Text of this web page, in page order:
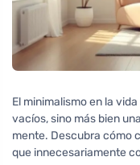
El minimalismo en la
vacíos, sino más bien
mente. Descubra cómo
que innecesariamente